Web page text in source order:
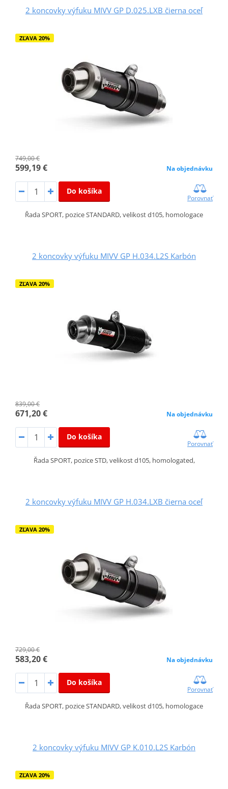
2 koncovky výfuku MIVV GP D.025.LXB čierna oceľ
ZĽAVA 20%
749,00 €
599,19 € Na objednávku
Do košíka
Porovnať
Řada SPORT, pozice STANDARD, velikost d105, homologace
2 koncovky výfuku MIVV GP H.034.L2S Karbón
ZĽAVA 20%
839,00 €
671,20 € Na objednávku
Do košíka
Porovnať
Řada SPORT, pozice STD, velikost d105, homologated,
2 koncovky výfuku MIVV GP H.034.LXB čierna oceľ
ZĽAVA 20%
729,00 €
583,20 € Na objednávku
Do košíka
Porovnať
Řada SPORT, pozice STANDARD, velikost d105, homologace
2 koncovky výfuku MIVV GP K.010.L2S Karbón
ZĽAVA 20%